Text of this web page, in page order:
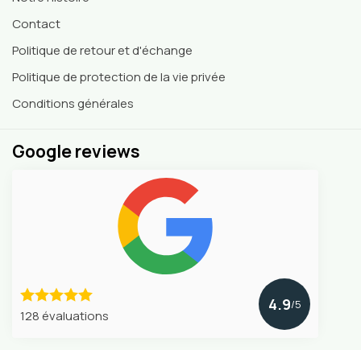
Contact
Politique de retour et d'échange
Politique de protection de la vie privée
Conditions générales
Google reviews
128 évaluations
4.9/5